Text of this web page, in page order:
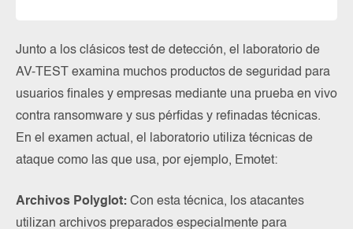
Junto a los clásicos test de detección, el laboratorio de
AV-TEST examina muchos productos de seguridad para
usuarios finales y empresas mediante una prueba en vivo
contra ransomware y sus pérfidas y refinadas técnicas.
En el examen actual, el laboratorio utiliza técnicas de
ataque como las que usa, por ejemplo, Emotet:
Archivos Polyglot: Con esta técnica, los atacantes
utilizan archivos preparados especialmente para